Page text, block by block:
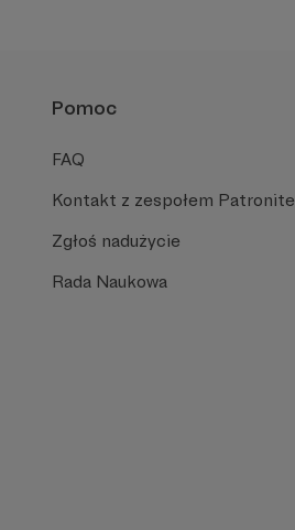
Pomoc
FAQ
Kontakt z zespołem Patronite
Zgłoś nadużycie
Rada Naukowa